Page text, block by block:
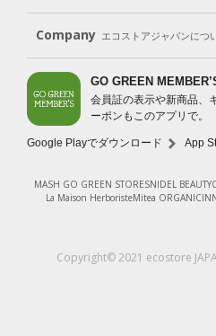
LINE＠ Instagram
Company エコストアジャパンにつ
会社案内 ご利用規約
特定商取引法に基づく
法人会員サービス
New
GO GREEN
会員証の表示や新商品、
ーポンもこのアプリで。
Google Playでダウンロード App
MASH GO GREEN STORESNIDEL BEAUTY
La Maison HerboristeMitea ORGANIC
Copyright© 2021 ecostore